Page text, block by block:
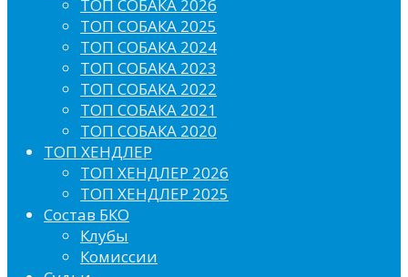
ТОП СОБАКА 2026
ТОП СОБАКА 2025
ТОП СОБАКА 2024
ТОП СОБАКА 2023
ТОП СОБАКА 2022
ТОП СОБАКА 2021
ТОП СОБАКА 2020
ТОП ХЕНДЛЕР
ТОП ХЕНДЛЕР 2026
ТОП ХЕНДЛЕР 2025
Состав БКО
Клубы
Комиссии